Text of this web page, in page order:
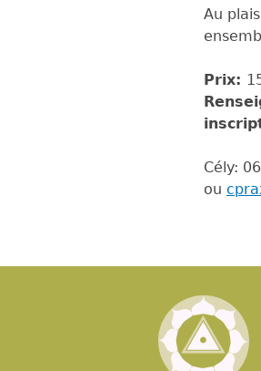
Au
Prix:
Cély:
ou